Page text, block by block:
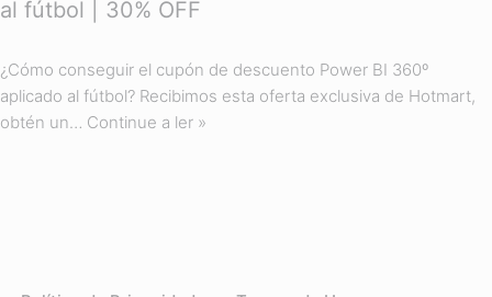
al fútbol | 30% OFF
¿Cómo conseguir el cupón de descuento Power BI 360º
aplicado al fútbol? Recibimos esta oferta exclusiva de Hotmart,
obtén un… Continue a ler »